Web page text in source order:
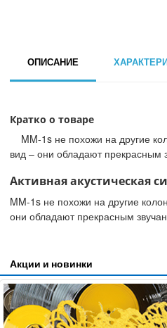
ОПИСАНИЕ
Кратко о товаре
MM-1s не похожи на другие
вид – они обладают прекрасным
Активная акустическая
MM-1s не похожи на другие
они обладают прекрасным
Акции и новинки